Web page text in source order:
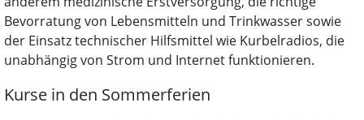
Bevorratung von Lebensmitteln und Trinkwasser sowie
der Einsatz technischer Hilfsmittel wie Kurbelradios, die
unabhängig von Strom und Internet funktionieren.
Kurse in den Sommerferien